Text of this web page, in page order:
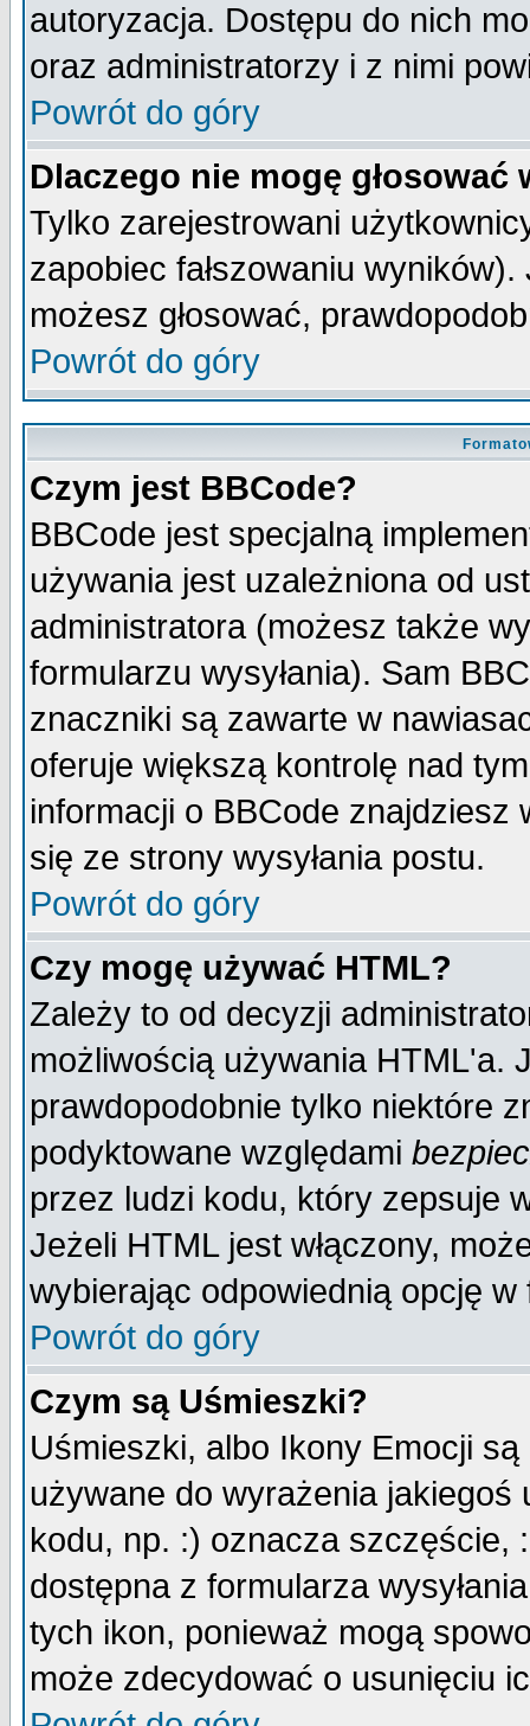
autoryzacja. Dostępu do nich
oraz administratorzy i z nimi
Powrót do góry
Dlaczego nie mogę głosować
Tylko zarejestrowani
zapobiec fałszowaniu
możesz głosować,
Powrót do góry
Czym jest BBCode?
BBCode jest specjalną
używania jest uzależniona od
administratora (możesz także
formularzu wysyłania). Sam
znaczniki są zawarte w
oferuje większą kontrolę nad
informacji o BBCode
się ze strony wysyłania postu.
Powrót do góry
Czy mogę używać HTML?
Zależy to od decyzji
możliwością używania HTML'a.
prawdopodobnie tylko niektóre
podyktowane względami
przez ludzi kodu, który zepsuje
Jeżeli HTML jest włączony,
wybierając odpowiednią opcję w
Powrót do góry
Czym są Uśmieszki?
Uśmieszki, albo Ikony Emocji
używane do wyrażenia
kodu, np. :) oznacza szczęście,
dostępna z formularza
tych ikon, ponieważ mogą
może zdecydować o usunięciu